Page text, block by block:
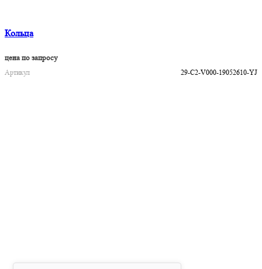
Кольца
цена по запросу
Артикул
29-C2-V000-19052610-YJ